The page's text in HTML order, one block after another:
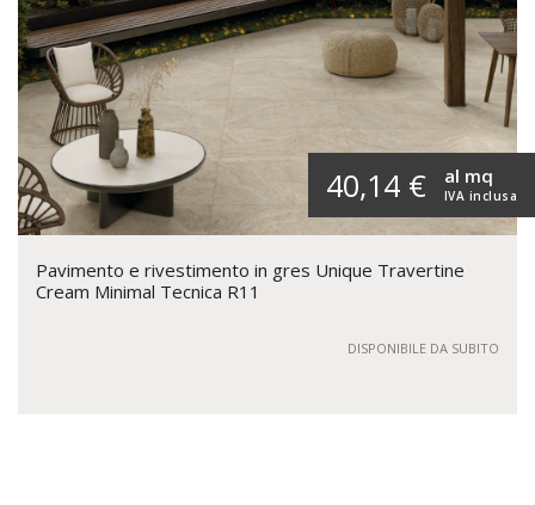
40,14 € IVA inclusa
al mq
Pavimento e rivestimento in gres Unique Travertine
Cream Minimal Tecnica R11
DISPONIBILE DA SUBITO